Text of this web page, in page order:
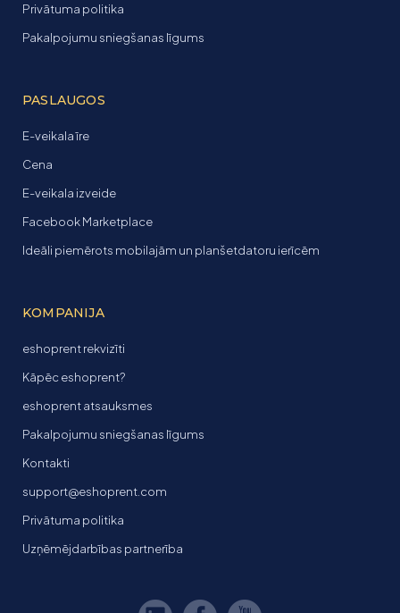
Privātuma politika
Pakalpojumu sniegšanas līgums
PASLAUGOS
E-veikala īre
Cena
E-veikala izveide
Facebook Marketplace
Ideāli piemērots mobilajām un planšetdatoru ierīcēm
KOMPANIJA
eshoprent rekvizīti
Kāpēc eshoprent?
eshoprent atsauksmes
Pakalpojumu sniegšanas līgums
Kontakti
support@eshoprent.com
Privātuma politika
Uzņēmējdarbības partnerība